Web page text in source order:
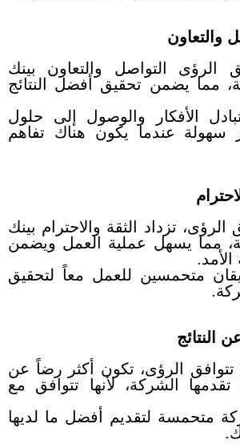
الرؤى التواصل والتعاون بينك
مما يضمن تحقيق أفضل النتائج
الأفكار والوصول إلى حلول
سهولة عندما يكون هناك تفاهم
الرؤى، تزداد الثقة والاحترام بينك
مما يسهل عملية العمل ويضمن
متحمسين للعمل معاً لتحقيق
الرؤى، تكون أكثر رضاً عن
تقدمها الشركة، لأنها تتوافق مع
متحمسة لتقديم أفضل ما لديها